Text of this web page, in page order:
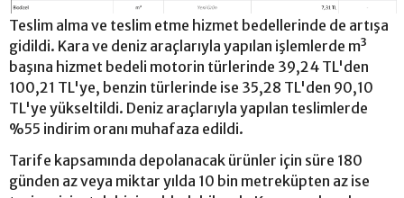
Teslim alma ve teslim etme hizmet bedellerinde de artışa
gidildi. Kara ve deniz araçlarıyla yapılan işlemlerde m³
başına hizmet bedeli motorin türlerinde 39,24 TL'den
100,21 TL'ye, benzin türlerinde ise 35,28 TL'den 90,10
TL'ye yükseltildi. Deniz araçlarıyla yapılan teslimlerde
%55 indirim oranı muhafaza edildi.
Tarife kapsamında depolanacak ürünler için süre 180
günden az veya miktar yılda 10 bin metreküpten az ise